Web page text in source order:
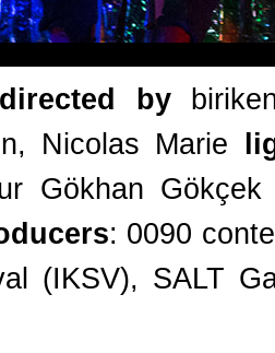
by
Nicolas Marie
Gökhan
: 0090
(IKSV), SALT